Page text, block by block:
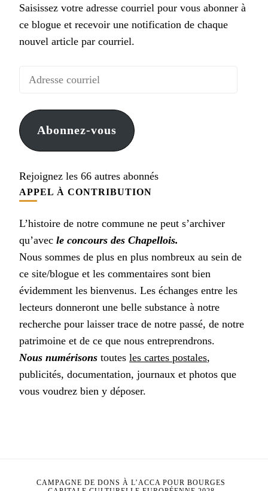
Saisissez votre adresse courriel pour vous abonner à
ce blogue et recevoir une notification de chaque
nouvel article par courriel.
Adresse
Abonnez-vous
Rejoignez les 66 autres abonnés
APPEL À CONTRIBUTION
L’histoire de notre commune ne peut s’archiver
qu’avec le concours des Chapellois.
Nous sommes de plus en plus nombreux au sein de
ce site/blogue et les commentaires sont bien
évidemment les bienvenus. Les échanges entre les
lecteurs donneront une belle substance à notre
recherche pour laisser trace de notre passé, de notre
patrimoine et de ce que nous entreprendrons.
Nous numérisons toutes les cartes postales,
publicités, documentation, journaux et photos que
vous voudrez bien y déposer.
CAMPAGNE DE DONS À L’ACCA POUR BOURGES